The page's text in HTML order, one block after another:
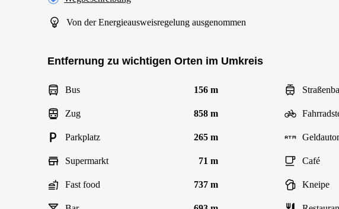
Von der Energieausweisregelung ausgenommen
Entfernung zu wichtigen Orten im Umkreis
Bus 156 m
Zug 858 m
Parkplatz 265 m
Supermarkt 71 m Café
Fast food 737 m Kneipe